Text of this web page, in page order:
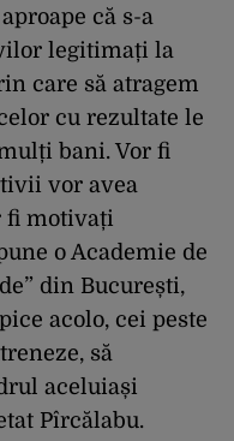
că s-a
legitimați la
care să atragem
cu rezultate le
bani. Vor fi
vor avea
fi motivați
o Academie de
din București,
acolo, cei peste
să
aceluiași
Pîrcălabu.